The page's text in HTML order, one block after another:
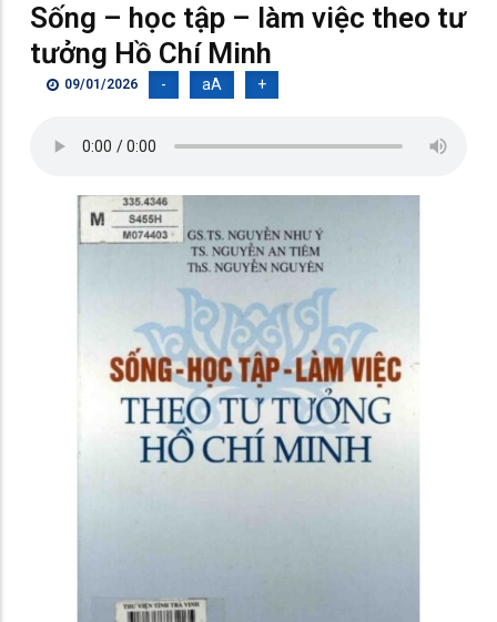
Sống – học tập – làm việc theo tư
tưởng Hồ Chí Minh
09/01/2026 - aA +